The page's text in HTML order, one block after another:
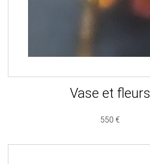
Vase et fleurs
550 €